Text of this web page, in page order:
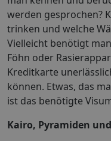
werden gesprochen?
trinken und welche
Vielleicht benötigt
Föhn oder
Kreditkarte
können. Etwas, das
ist das benötigte
Kairo, Pyramiden